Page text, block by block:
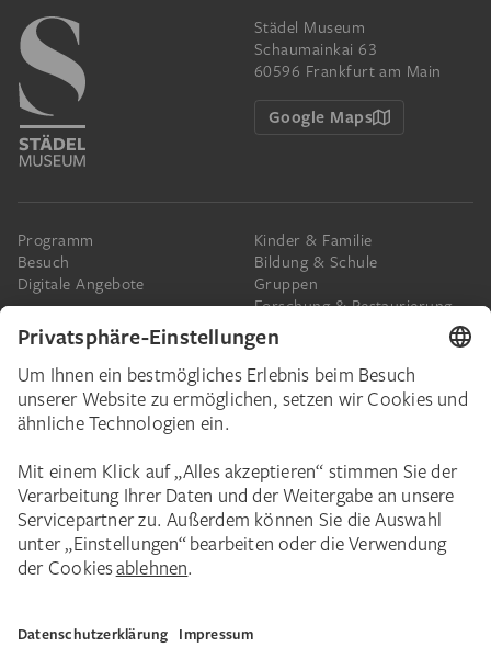
Städel Museum
Schaumainkai 63
60596 Frankfurt am Main
Google Maps
Programm
Besuch
Digitale Angebote
Kinder & Familie
Bildung & Schule
Gruppen
Forschung & Restaurierung
Presse
Das Städel
Spenden
Schenkungen & Nachlass
Corporate Events
Städelverein
Karriere
Städel Stories
Newsletter